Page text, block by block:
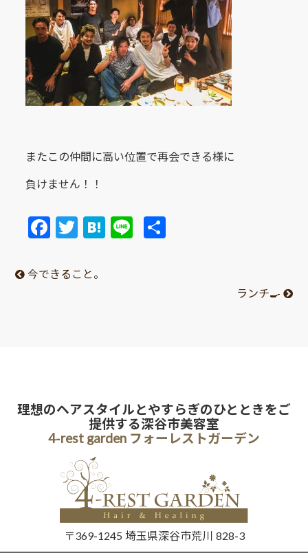
またこの仲間に高い位置で再会できる様に
負けません！！
Facebook
Twitter
Hatena
Line
今できること。
ランチ🍳
理想のヘアスタイルとやすらぎのひとときをご
提供する深谷市美容室
4-rest garden フォーレストガーデン
〒369-1245 埼玉県深谷市荒川 828-3